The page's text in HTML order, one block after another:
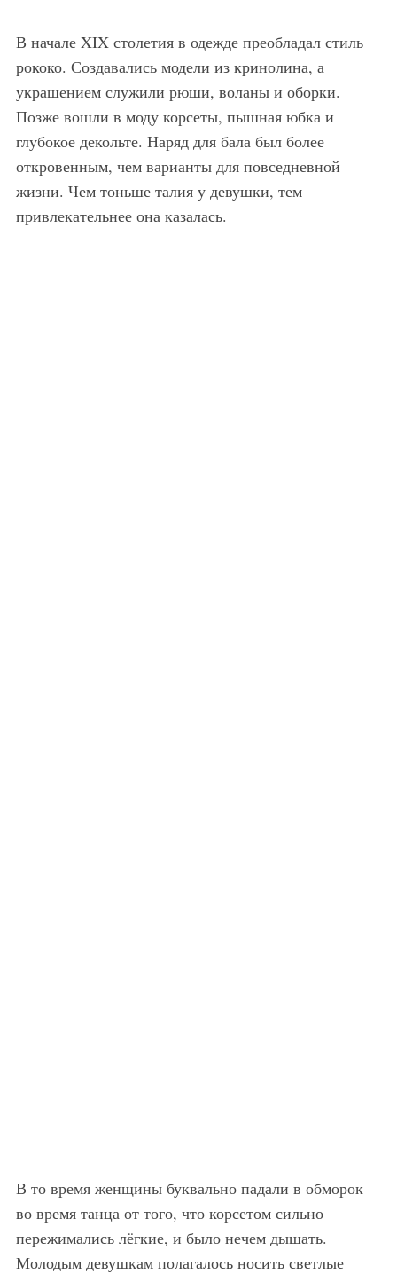
В начале XIX столетия в одежде преобладал стиль
рококо. Создавались модели из кринолина, а
украшением служили рюши, воланы и оборки.
Позже вошли в моду корсеты, пышная юбка и
глубокое декольте. Наряд для бала был более
откровенным, чем варианты для повседневной
жизни. Чем тоньше талия у девушки, тем
привлекательнее она казалась.
В то время женщины буквально падали в обморок
во время танца от того, что корсетом сильно
пережимались лёгкие, и было нечем дышать.
Молодым девушкам полагалось носить светлые